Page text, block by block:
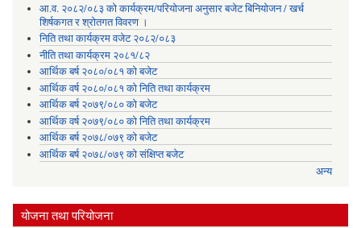
आ.व. २०८२/०८३ को कार्यक्रम/परियोजना अनुसार बजेट बिनियोजन / खर्च
शिर्षकगत र श्रोतगत विवरण ।
निति तथा कार्यक्रम वजेट २०८२/०८३
नीति तथा कार्यक्रम २०८१/८२
आर्थिक बर्ष २०८०/०८१ को बजेट
आर्थिक वर्ष २०८०/०८१ को निति तथा कार्यक्रम
आर्थिक बर्ष २०७९/०८० को बजेट
आर्थिक वर्ष २०७९/०८० को निति तथा कार्यक्रम
आर्थिक बर्ष २०७८/०७९ को बजेट
आर्थिक बर्ष २०७८/०७९ को संक्षिप्त बजेट
अन्य
योजना तथा परियोजना